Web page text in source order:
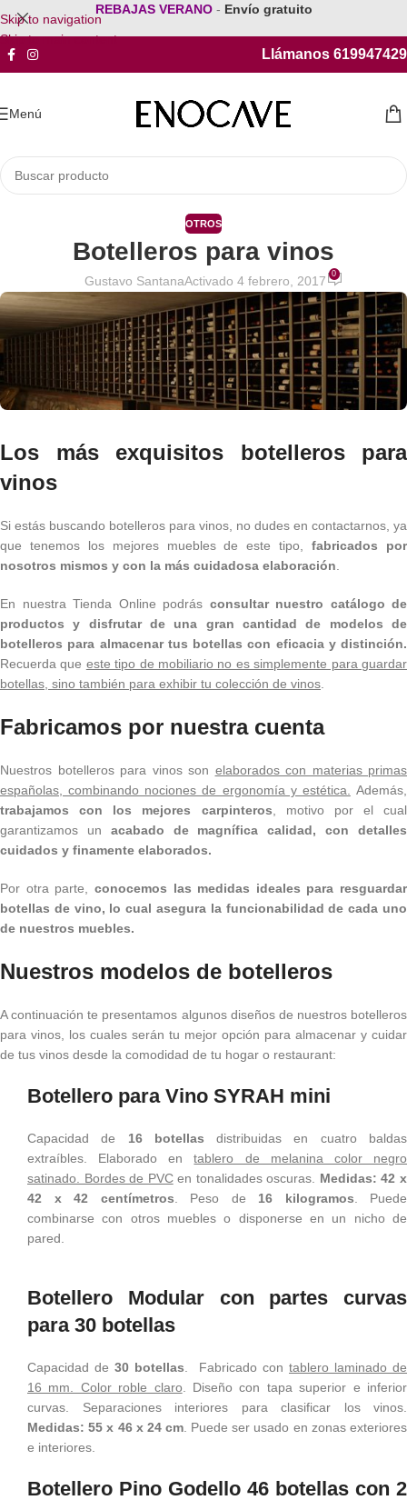
Skip to navigation
Skip to main content
REBAJAS VERANO - Envío gratuito
Llámanos 619947429
Menú
OTROS
Botelleros para vinos
Gustavo SantanaActivado 4 febrero, 2017 0
Los más exquisitos botelleros para
vinos
Si estás buscando botelleros para vinos, no dudes en contactarnos, ya
que tenemos los mejores muebles de este tipo,fabricados por
nosotros mismos y con la más cuidadosa elaboración
En nuestra Tienda Online podrás consultar nuestro catálogo de
productos y disfrutar de una gran cantidad de modelos de
botelleros para almacenar tus botellas con eficacia y distinción.
Recuerda que este tipo de mobiliario no es simplemente para guardar
botellas, sino también para exhibir tu colección de vinos
Fabricamos por nuestra cuenta
Nuestros botelleros para vinos son elaborados con materias primas
españolas, combinando nociones de ergonomía y estética.
Además,
trabajamos con los mejores carpinteros , motivo por el cual
garantizamos un acabado de magnífica calidad, con detalles
cuidados y finamente elaborados.
Por otra parte, conocemos las medidas ideales para resguardar
botellas de vino, lo cual asegura la funcionabilidad de cada uno
de nuestros muebles.
Nuestros modelos de botelleros
A continuación te presentamos algunos diseños de nuestros botelleros
para vinos, los cuales serán tu mejor opción para almacenar y cuidar
de tus vinos desde la comodidad de tu hogar o restaurant:
Botellero para Vino SYRAH mini
Capacidad de 16 botellas distribuidas en cuatro baldas
extraíbles. Elaborado entablero de melanina color negro
satinado. Bordes de PVCen tonalidades oscuras. Medidas: 42 x
42 x 42 centímetros . Peso de 16 kilogramos . Puede
combinarse con otros muebles o disponerse en un nicho de
pared.
Botellero Modular con partes curvas
para 30 botellas
Capacidad de 30 botellas . Fabricado con tablero laminado de
16 mm. Color roble claro . Diseño con tapa superior e inferior
curvas. Separaciones interiores para clasificar los vinos.
Medidas: 55 x 46 x 24 cm . Puede ser usado en zonas exteriores
e interiores.
Botellero Pino Godello 46 botellas con 2